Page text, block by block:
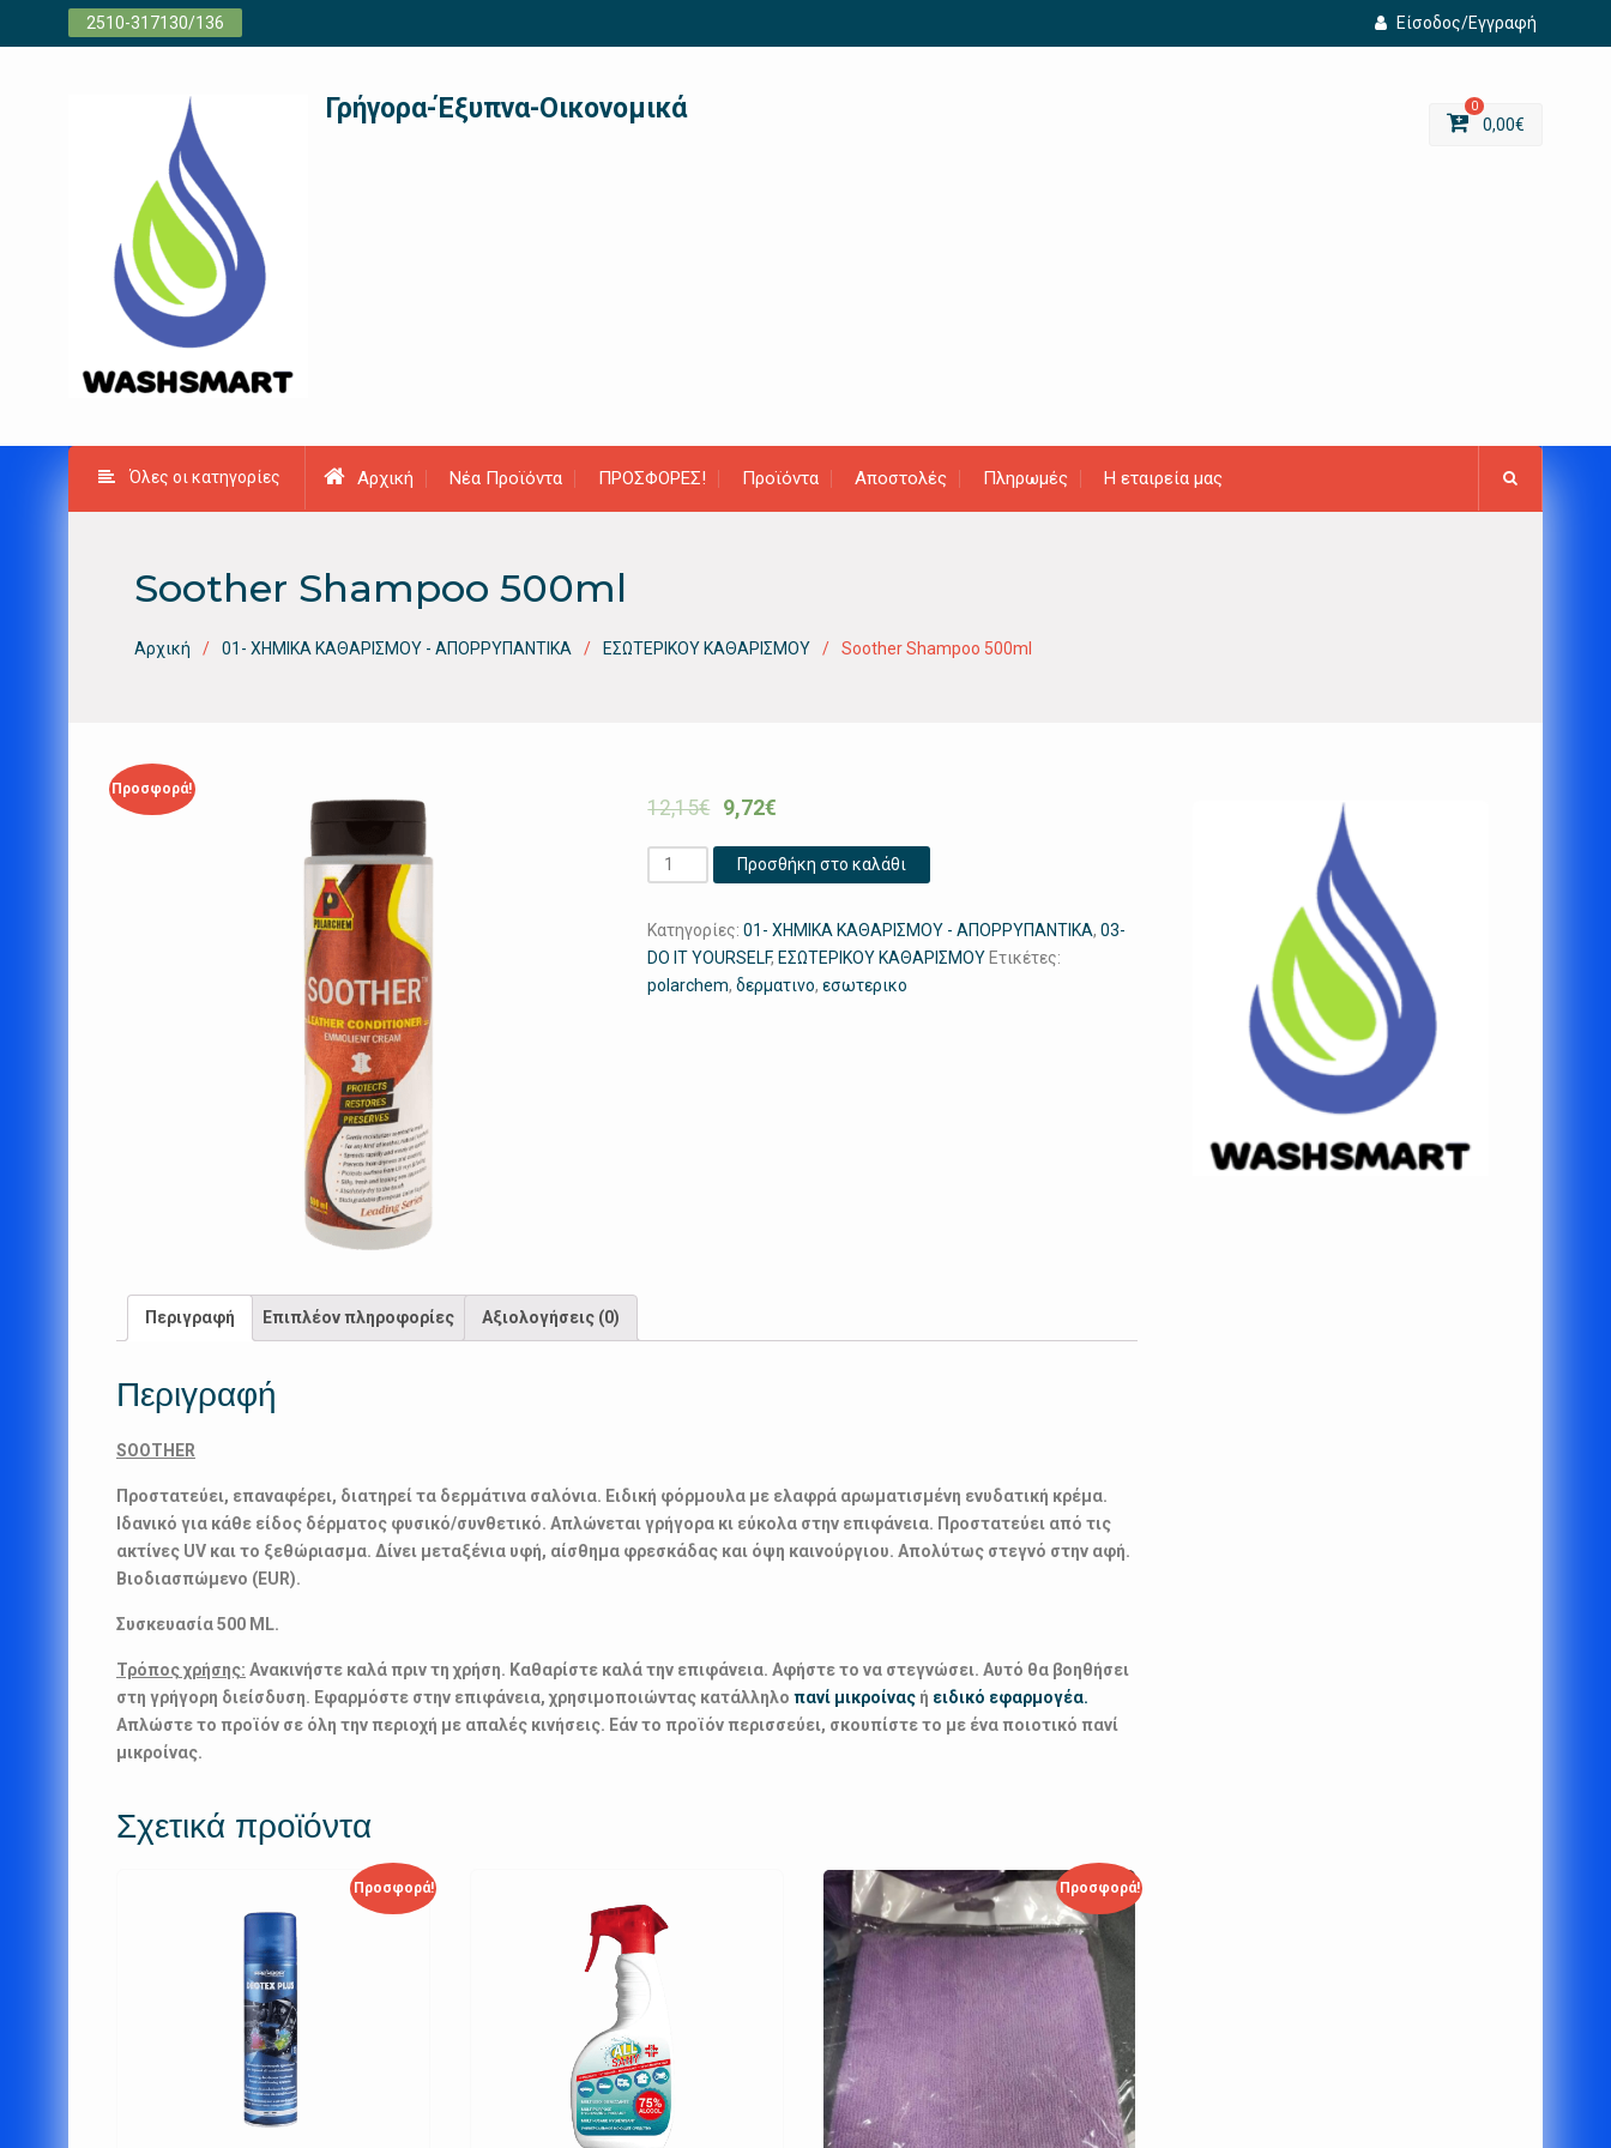
Προχωρήστε
2510-317130/136 Είσοδος/Εγγραφή
Γρήγορα-Έξυπνα-Οικονομικά 0
0,00€
Όλες οι κατηγορίες Αρχική Νέα Προϊόντα ΠΡΟΣΦΟΡΕΣ! Προϊόντα Αποστολές Πληρωμές Η εταιρεία μας
Soother Shampoo 500ml
Αρχική 01- ΧΗΜΙΚΑ ΚΑΘΑΡΙΣΜΟΥ - ΑΠΟΡΡΥΠΑΝΤΙΚΑ ΕΣΩΤΕΡΙΚΟΥ ΚΑΘΑΡΙΣΜΟΥ Soother Shampoo 500ml
Προσφορά!
12,15€ 9,72€
Soother
Shampoo
ποσότητα
Προσθήκη στο καλάθι
Κατηγορίες:01- ΧΗΜΙΚΑ ΚΑΘΑΡΙΣΜΟΥ - ΑΠΟΡΡΥΠΑΝΤΙΚΑ,03-
DO IT YOURSELF, ΕΣΩΤΕΡΙΚΟΥ ΚΑΘΑΡΙΣΜΟΥ Ετικέτες:
polarchem,δερματινο,εσωτερικο
Περιγραφή Επιπλέον πληροφορίες Αξιολογήσεις (0)
Περιγραφή
SOOTHER
Προστατεύει, επαναφέρει, διατηρεί τα δερμάτινα σαλόνια. Ειδική φόρμουλα με ελαφρά αρωματισμένη ενυδατική κρέμα.
Ιδανικό για κάθε είδος δέρματος φυσικό/συνθετικό. Απλώνεται γρήγορα κι εύκολα στην επιφάνεια. Προστατεύει από τις
ακτίνες UV και το ξεθώριασμα. Δίνει μεταξένια υφή, αίσθημα φρεσκάδας και όψη καινούργιου. Απολύτως στεγνό στην αφή.
Βιοδιασπώμενο (EUR).
Συσκευασία 500 ML.
Τρόπος χρήσης: Ανακινήστε καλά πριν τη χρήση. Καθαρίστε καλά την επιφάνεια. Αφήστε το να στεγνώσει. Αυτό θα βοηθήσει
στη γρήγορη διείσδυση. Εφαρμόστε στην επιφάνεια, χρησιμοποιώντας κατάλληλο πανί μικροίνας ή ειδικό εφαρμογέα.
Απλώστε το προϊόν σε όλη την περιοχή με απαλές κινήσεις. Εάν το προϊόν περισσεύει, σκουπίστε το με ένα ποιοτικό πανί
μικροίνας.
Σχετικά προϊόντα
Προσφορά! Προσφορά!